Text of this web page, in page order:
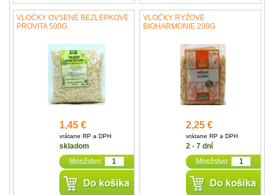
VLOČKY OVSENÉ BEZLEPKOVÉ
PROVITA 500G
1,45 €
vrátane RP a DPH
skladom
Množstvo:
VLOČKY RYŽOVÉ
BIOHARMONIE 200G
2,25 €
vrátane RP a DPH
2 - 7 dní
Množstvo: